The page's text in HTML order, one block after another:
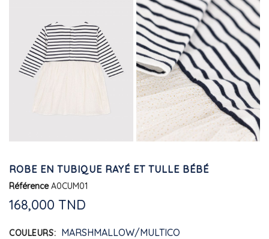
ROBE EN TUBIQUE RAYÉ ET TULLE BÉBÉ
Référence A0CUM01
168,000 TND
COULEURS MARSHMALLOW/MULTICO